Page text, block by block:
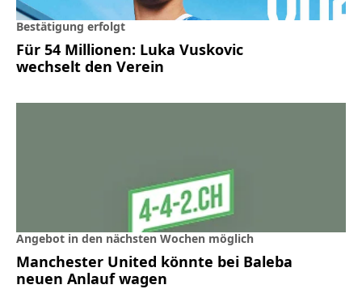
Bestätigung erfolgt
Für 54 Millionen: Luka Vuskovic
wechselt den Verein
Angebot in den nächsten Wochen möglich
Manchester United könnte bei Baleba
neuen Anlauf wagen